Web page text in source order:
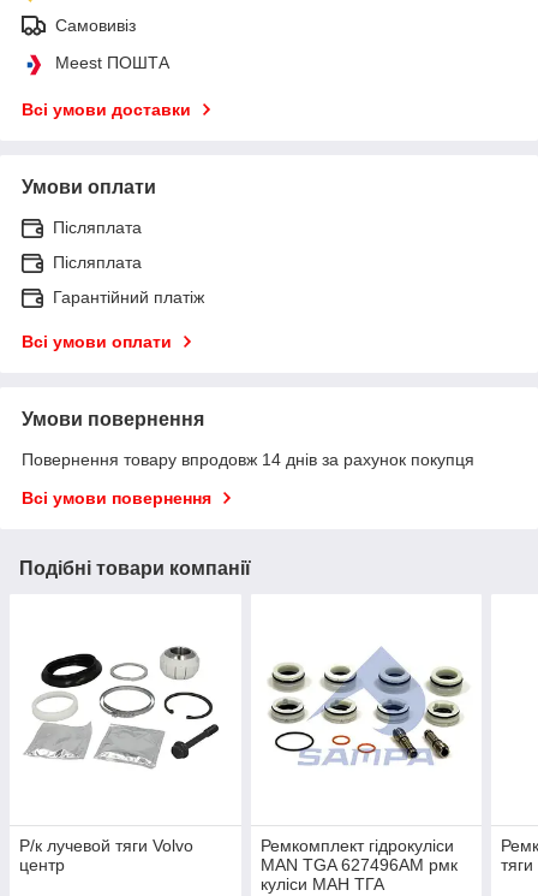
Самовивіз
Meest ПОШТА
Всі умови доставки
Умови оплати
Післяплата
Післяплата
Гарантійний платіж
Всі умови оплати
Умови повернення
Повернення товару впродовж 14 днів за рахунок покупця
Всі умови повернення
Подібні товари компанії
Р/к лучевой тяги Volvo
центр
Ремкомплект гідрокуліси
MAN TGA 627496AM рмк
куліси МАН ТГА